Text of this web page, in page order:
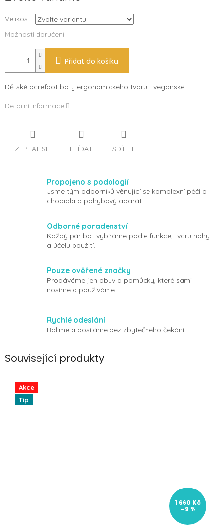
Velikost
Možnosti doručení
Přidat do košíku
Dětské barefoot boty ergonomického tvaru - veganské.
Detailní informace
ZEPTAT SE HLÍDAT SDÍLET
Propojeno s podologií
Jsme tým odborníků věnující se komplexní péči o
chodidla a pohybový aparát.
Odborné poradenství
Každý pár bot vybíráme podle funkce, tvaru nohy
a účelu použití.
Pouze ověřené značky
Prodáváme jen obuv a pomůcky, které sami
nosíme a používáme.
Rychlé odeslání
Balíme a posíláme bez zbytečného čekání.
Související produkty
Akce
Tip
1 660 Kč
–9 %